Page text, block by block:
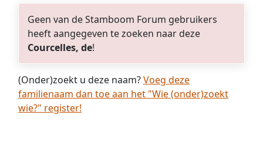
Geen van de Stamboom Forum gebruikers
heeft aangegeven te zoeken naar deze
Courcelles, de!
(Onder)zoekt u deze naam?Voeg deze
familienaam dan toe aan het "Wie (onder)zoekt
wie?" register!